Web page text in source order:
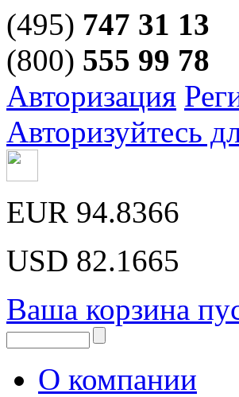
(495) 747 31 13
(800) 555 99 78
Авторизация
Авторизуйтесь
EUR 94.8366
USD 82.1665
Ваша корзина
О компании